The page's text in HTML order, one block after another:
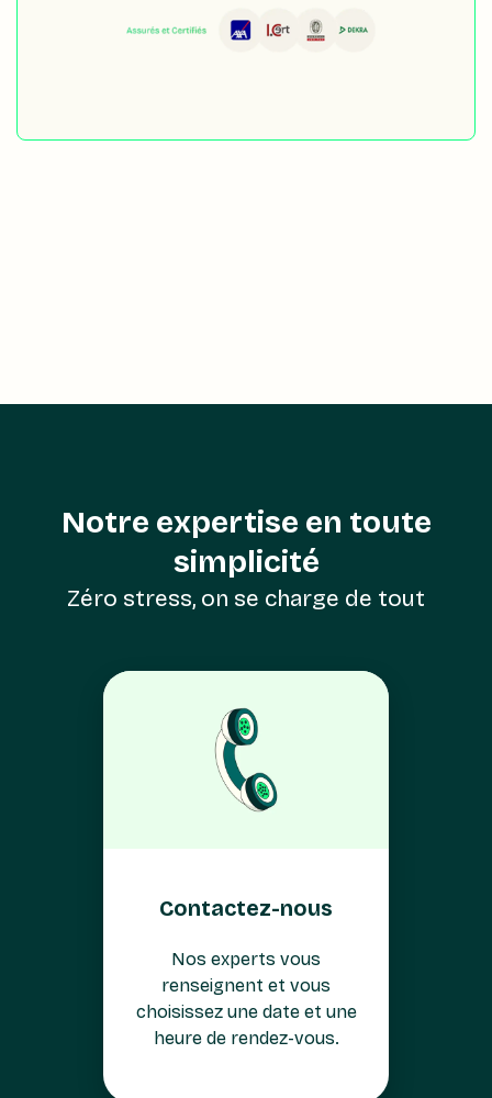
Notre expertise en toute
simplicité
Zéro stress, on se charge de tout
Contactez-nous
Nos experts vous
renseignent et vous
choisissez une date et une
heure de rendez-vous.